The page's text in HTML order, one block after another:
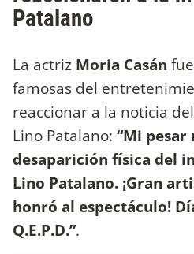
Patalano
La actriz Moria Casán
famosas del
reaccionar a la noticia
Lino Patalano: “Mi pesar
desaparición física del
Lino Patalano. ¡Gran
honró al espectáculo!
Q.E.P.D.”.